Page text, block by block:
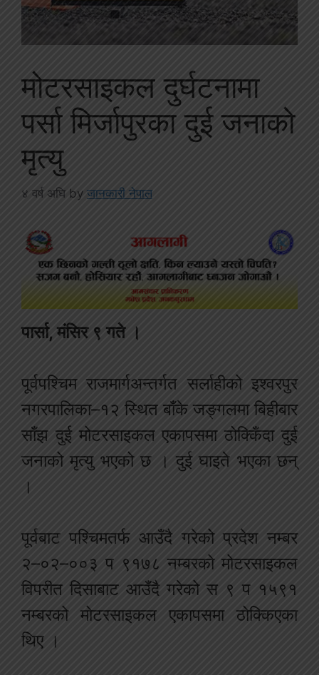
मोटरसाइकल दुर्घटनामा
पर्सा मिर्जापुरका दुई जनाको
मृत्यु
४ वर्ष अघि by जानकारी नेपाल
पार्सा, मंसिर ९ गते ।
पूर्वपश्चिम राजमार्गअन्तर्गत सर्लाहीको इश्वरपुर
नगरपालिका–१२ स्थित बाँके जङ्गलमा बिहीबार
साँझ दुई मोटरसाइकल एकापसमा ठोक्किँदा दुई
जनाको मृत्यु भएको छ । दुई घाइते भएका छन्
।
पूर्वबाट पश्चिमतर्फ आउँदै गरेको प्रदेश नम्बर
२–०२–००३ प ९१७८ नम्बरको मोटरसाइकल
विपरीत दिसाबाट आउँदै गरेको स ९ प १५९१
नम्बरको मोटरसाइकल एकापसमा ठोक्किएका
थिए ।